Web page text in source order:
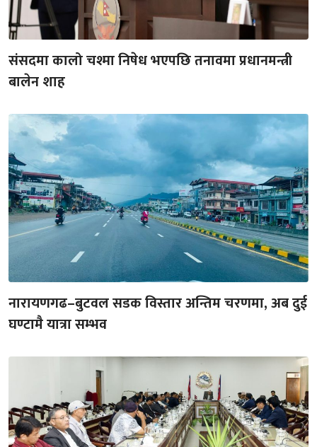
संसदमा कालो चश्मा निषेध भएपछि तनावमा प्रधानमन्त्री
बालेन शाह
नारायणगढ–बुटवल सडक विस्तार अन्तिम चरणमा, अब दुई
घण्टामै यात्रा सम्भव